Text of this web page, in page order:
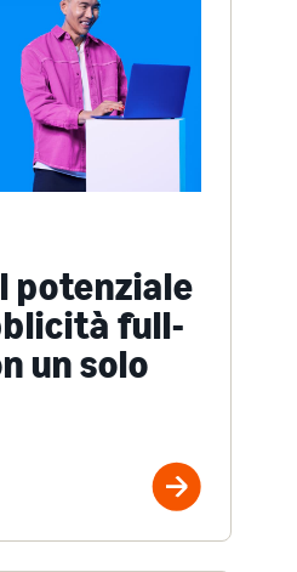
potenziale
full-
un solo